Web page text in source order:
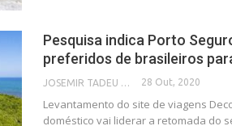
Pesquisa indica Porto
preferidos de brasileiros
JOSEMIR TADEU FONSECA 28 Out, 2020
Levantamento do site de viagens
doméstico vai liderar a retomada do